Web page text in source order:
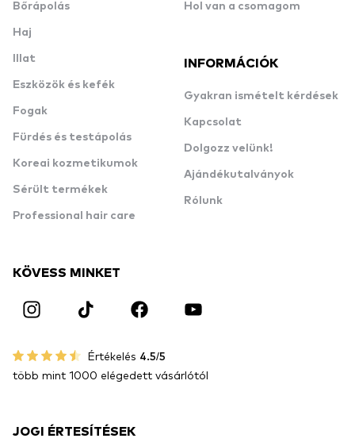
Bőrápolás
Haj
Illat
Eszközök és kefék
Fogak
Fürdés és testápolás
Koreai kozmetikumok
Sérült termékek
Professional hair care
Hol van a csomagom
INFORMÁCIÓK
Gyakran ismételt kérdések
Kapcsolat
Dolgozz velünk!
Ajándékutalványok
Rólunk
KÖVESS MINKET
Értékelés 4.5/5
több mint 1000 elégedett vásárlótól
JOGI ÉRTESÍTÉSEK